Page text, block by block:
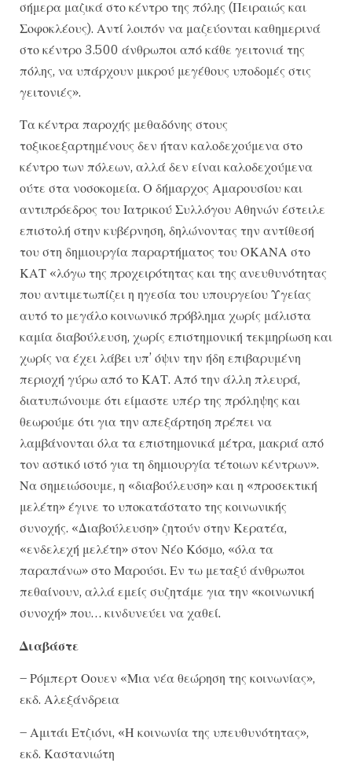
σήμερα μαζικά στο κέντρο της πόλης (Πειραιώς και
Σοφοκλέους). Αντί λοιπόν να μαζεύονται καθημερινά
στο κέντρο 3.500 άνθρωποι από κάθε γειτονιά της
πόλης, να υπάρχουν μικρού μεγέθους υποδομές στις
γειτονιές».
Τα κέντρα παροχής μεθαδόνης στους
τοξικοεξαρτημένους δεν ήταν καλοδεχούμενα στο
κέντρο των πόλεων, αλλά δεν είναι καλοδεχούμενα
ούτε στα νοσοκομεία. Ο δήμαρχος Αμαρουσίου και
αντιπρόεδρος του Ιατρικού Συλλόγου Αθηνών έστειλε
επιστολή στην κυβέρνηση, δηλώνοντας την αντίθεσή
του στη δημιουργία παραρτήματος του ΟΚΑΝΑ στο
ΚΑΤ «λόγω της προχειρότητας και της ανευθυνότητας
που αντιμετωπίζει η ηγεσία του υπουργείου Υγείας
αυτό το μεγάλο κοινωνικό πρόβλημα χωρίς μάλιστα
καμία διαβούλευση, χωρίς επιστημονική τεκμηρίωση και
χωρίς να έχει λάβει υπ’ όψιν την ήδη επιβαρυμένη
περιοχή γύρω από το ΚΑΤ. Από την άλλη πλευρά,
διατυπώνουμε ότι είμαστε υπέρ της πρόληψης και
θεωρούμε ότι για την απεξάρτηση πρέπει να
λαμβάνονται όλα τα επιστημονικά μέτρα, μακριά από
τον αστικό ιστό για τη δημιουργία τέτοιων κέντρων».
Να σημειώσουμε, η «διαβούλευση» και η «προσεκτική
μελέτη» έγινε το υποκατάστατο της κοινωνικής
συνοχής. «Διαβούλευση» ζητούν στην Κερατέα,
«ενδελεχή μελέτη» στον Νέο Κόσμο, «όλα τα
παραπάνω» στο Μαρούσι. Εν τω μεταξύ άνθρωποι
πεθαίνουν, αλλά εμείς συζητάμε για την «κοινωνική
συνοχή» που… κινδυνεύει να χαθεί.
Διαβάστε
– Ρόμπερτ Οουεν «Μια νέα θεώρηση της κοινωνίας»,
εκδ. Αλεξάνδρεια
– Αμιτάι Ετζιόνι, «Η κοινωνία της υπευθυνότητας»,
εκδ. Καστανιώτη